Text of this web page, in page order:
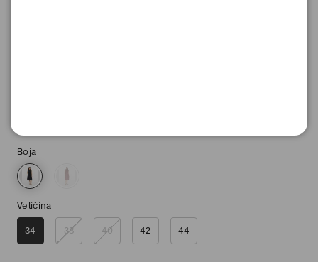
Boja
Veličina
34 38 40 42 44